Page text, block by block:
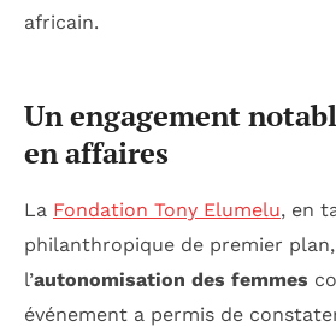
africain.
Un engagement
en affaires
La Fondation Tony Elumelu, en
philanthropique de premier
l’autonomisation des femmes
événement a permis de